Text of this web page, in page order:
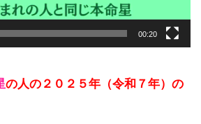
00:20
の人の２０２５年（令和７年）の